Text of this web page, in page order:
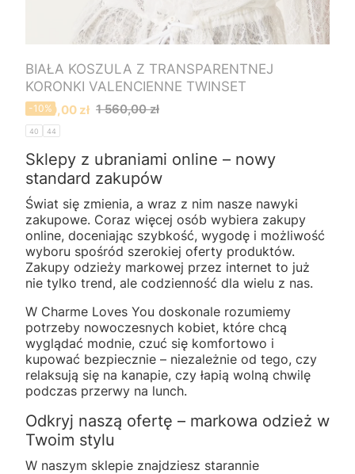
BIAŁA KOSZULA Z TRANSPARENTNEJ
KORONKI VALENCIENNE TWINSET
Cena promocyjna
1 400,00 zł 1 560,00 zł
-10%
40 44
Sklepy z ubraniami online – nowy
standard zakupów
Świat się zmienia, a wraz z nim nasze nawyki
zakupowe. Coraz więcej osób wybiera zakupy
online, doceniając szybkość, wygodę i możliwość
wyboru spośród szerokiej oferty produktów.
Zakupy odzieży markowej przez internet to już
nie tylko trend, ale codzienność dla wielu z nas.
W Charme Loves You doskonale rozumiemy
potrzeby nowoczesnych kobiet, które chcą
wyglądać modnie, czuć się komfortowo i
kupować bezpiecznie – niezależnie od tego, czy
relaksują się na kanapie, czy łapią wolną chwilę
podczas przerwy na lunch.
Odkryj naszą ofertę – markowa odzież w
Twoim stylu
W naszym sklepie znajdziesz starannie